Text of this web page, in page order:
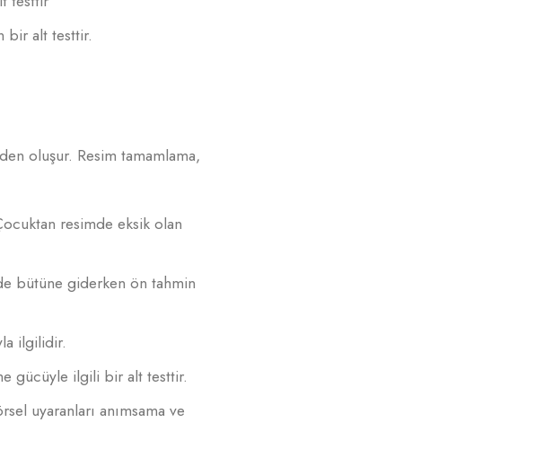
bir alt testtir.
oluşur. Resim tamamlama,
resimde eksik olan
bütüne giderken ön tahmin
ilgilidir.
gücüyle ilgili bir alt testtir.
uyaranları anımsama ve